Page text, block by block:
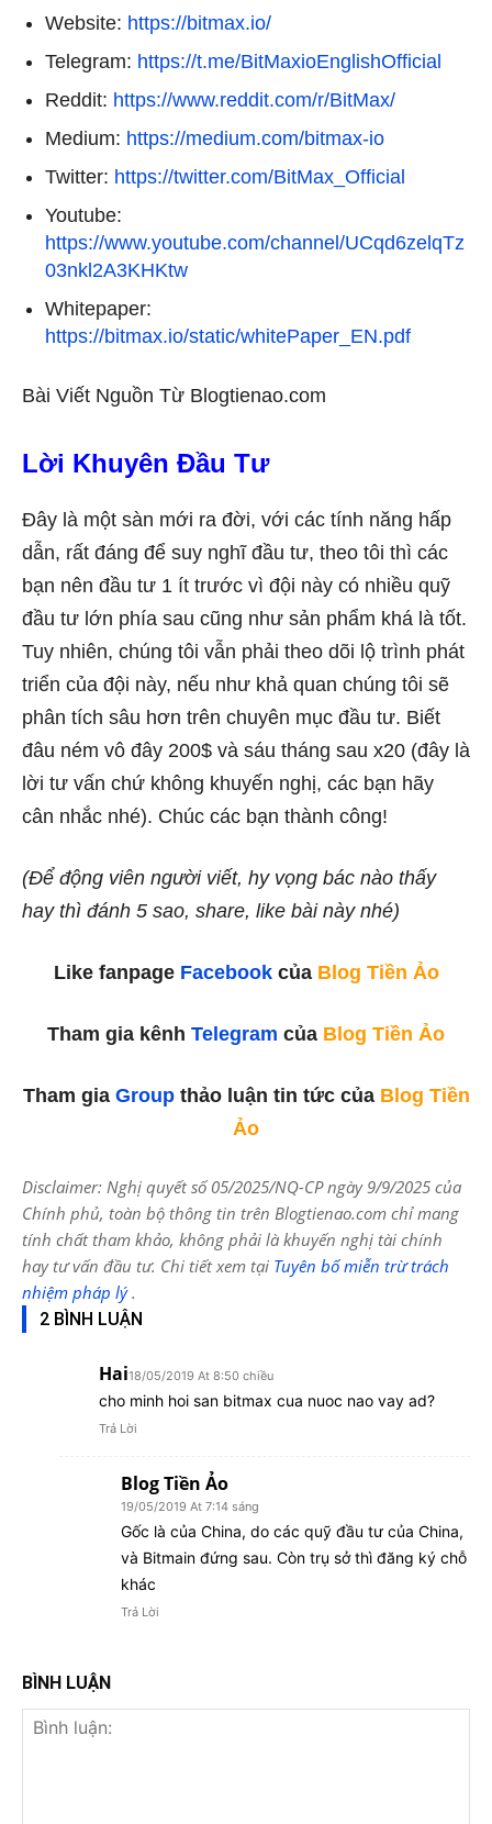
Website: https://bitmax.io/
Telegram: https://t.me/BitMaxioEnglishOfficial
Reddit: https://www.reddit.com/r/BitMax/
Medium: https://medium.com/bitmax-io
Twitter: https://twitter.com/BitMax_Official
Youtube:
https://www.youtube.com/channel/UCqd6zelqTz
03nkl2A3KHKtw
Whitepaper:
https://bitmax.io/static/whitePaper_EN.pdf
Bài Viết Nguồn Từ Blogtienao.com
Lời Khuyên Đầu Tư
Đây là một sàn mới ra đời, với các tính năng hấp
dẫn, rất đáng để suy nghĩ đầu tư, theo tôi thì các
bạn nên đầu tư 1 ít trước vì đội này có nhiều quỹ
đầu tư lớn phía sau cũng như sản phẩm khá là tốt.
Tuy nhiên, chúng tôi vẫn phải theo dõi lộ trình phát
triển của đội này, nếu như khả quan chúng tôi sẽ
phân tích sâu hơn trên chuyên mục đầu tư. Biết
đâu ném vô đây 200$ và sáu tháng sau x20 (đây là
lời tư vấn chứ không khuyến nghị, các bạn hãy
cân nhắc nhé). Chúc các bạn thành công!
(Để động viên người viết, hy vọng bác nào thấy
hay thì đánh 5 sao, share, like bài này nhé)
Like fanpage Facebookcủa Blog Tiền Ảo
Tham gia kênh Telegram của Blog Tiền Ảo
Tham gia Groupthảo luận tin tức của Blog Tiền
Ảo
Disclaimer: Nghị quyết số 05/2025/NQ-CP ngày 9/9/2025 của
Chính phủ, toàn bộ thông tin trên Blogtienao.com chỉ mang
tính chất tham khảo, không phải là khuyến nghị tài chính
hay tư vấn đầu tư. Chi tiết xem tại Tuyên bố miễn trừ trách
nhiệm pháp lý.
2 BÌNH LUẬN
Hai18/05/2019 At 8:50 chiều
cho minh hoi san bitmax cua nuoc nao vay ad?
Trả Lời
Blog Tiền Ảo
19/05/2019 At 7:14 sáng
Gốc là của China, do các quỹ đầu tư của China,
và Bitmain đứng sau. Còn trụ sở thì đăng ký chỗ
khác
Trả Lời
BÌNH LUẬN